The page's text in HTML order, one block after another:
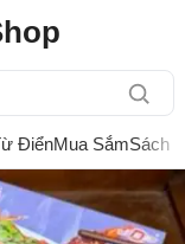
ĐiểnMua SắmSách